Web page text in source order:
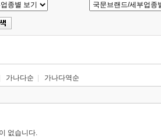
가나다순 가나다역순
없습니다.